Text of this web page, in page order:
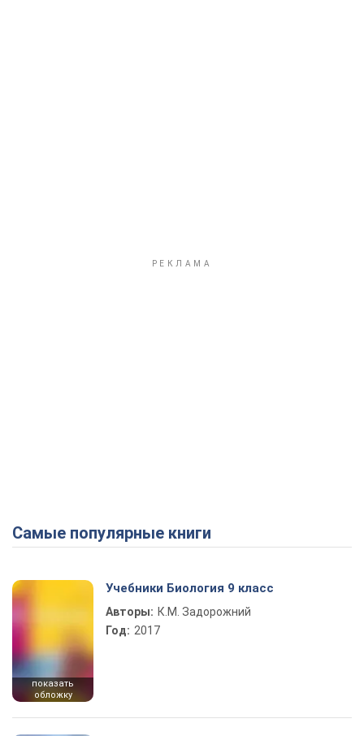
Самые популярные книги
показать
обложку
Учебники Биология 9 класс
Авторы: К.М. Задорожний
Год: 2017